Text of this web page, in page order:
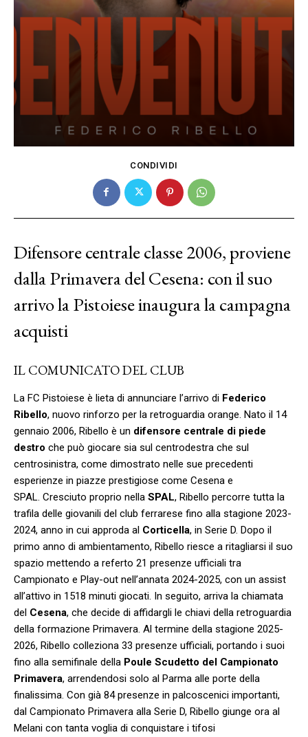
CONDIVIDI
Difensore centrale classe 2006, proviene
dalla Primavera del Cesena: con il suo
arrivo la Pistoiese inaugura la campagna
acquisti
IL COMUNICATO DEL CLUB
La FC Pistoiese è lieta di annunciare l’arrivo di Federico
Ribello, nuovo rinforzo per la retroguardia orange. Nato il 14
gennaio 2006, Ribello è un difensore centrale di piede
destro che può giocare sia sul centrodestra che sul
centrosinistra, come dimostrato nelle sue precedenti
esperienze in piazze prestigiose come Cesena e
SPAL. Cresciuto proprio nella SPAL, Ribello percorre tutta la
trafila delle giovanili del club ferrarese fino alla stagione 2023-
2024, anno in cui approda al Corticella, in Serie D. Dopo il
primo anno di ambientamento, Ribello riesce a ritagliarsi il suo
spazio mettendo a referto 21 presenze ufficiali tra
Campionato e Play-out nell’annata 2024-2025, con un assist
all’attivo in 1518 minuti giocati. In seguito, arriva la chiamata
del Cesena, che decide di affidargli le chiavi della retroguardia
della formazione Primavera. Al termine della stagione 2025-
2026, Ribello colleziona 33 presenze ufficiali, portando i suoi
fino alla semifinale della Poule Scudetto del Campionato
Primavera, arrendendosi solo al Parma alle porte della
finalissima. Con già 84 presenze in palcoscenici importanti,
dal Campionato Primavera alla Serie D, Ribello giunge ora al
Melani con tanta voglia di conquistare i tifosi